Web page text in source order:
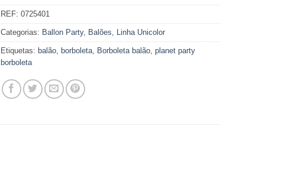
REF:0725401
Categorias: Ballon Party, Balões, Linha Unicolor
Etiquetas: balão, borboleta, Borboleta balão,planet party
borboleta